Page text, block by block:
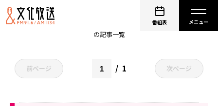
番組表
の記事一覧
前ページ 1 次ページ